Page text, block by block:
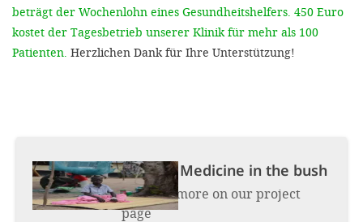
beträgt der Wochenlohn eines Gesundheitshelfers. 450 Euro
kostet der Tagesbetrieb unserer Klinik für mehr als 100
Patienten. Herzlichen Dank für Ihre Unterstützung!
Project:Medicine in the bush
Find out more on our project
page